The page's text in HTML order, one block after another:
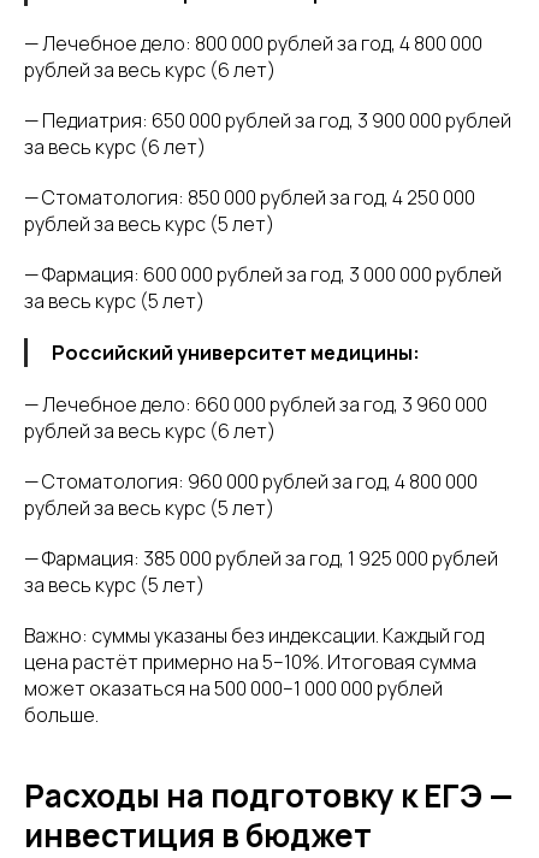
— Лечебное дело: 800 000 рублей за год, 4 800 000
рублей за весь курс (6 лет)
— Педиатрия: 650 000 рублей за год, 3 900 000 рублей
за весь курс (6 лет)
— Стоматология: 850 000 рублей за год, 4 250 000
рублей за весь курс (5 лет)
— Фармация: 600 000 рублей за год, 3 000 000 рублей
за весь курс (5 лет)
Российский университет медицины:
— Лечебное дело: 660 000 рублей за год, 3 960 000
рублей за весь курс (6 лет)
— Стоматология: 960 000 рублей за год, 4 800 000
рублей за весь курс (5 лет)
— Фармация: 385 000 рублей за год, 1 925 000 рублей
за весь курс (5 лет)
Важно: суммы указаны без индексации. Каждый год
цена растёт примерно на 5–10%. Итоговая сумма
может оказаться на 500 000–1 000 000 рублей
больше.
Расходы на подготовку к ЕГЭ —
инвестиция в бюджет